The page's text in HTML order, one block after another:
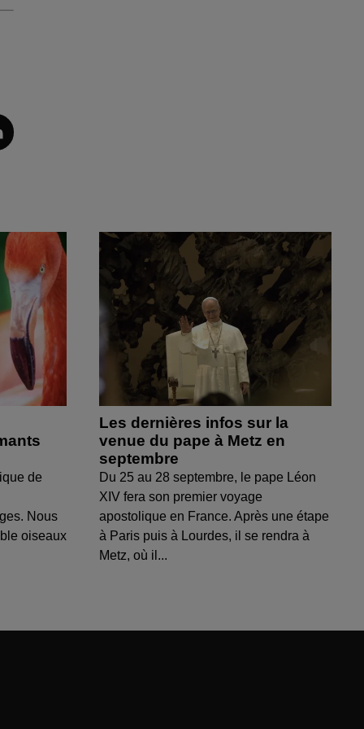
de
Nous
oiseaux
Les dernières infos sur la
venue du pape à Metz en
septembre
Du 25 au 28 septembre, le pape Léon
XIV fera son premier voyage
apostolique en France. Après une étape
à Paris puis à Lourdes, il se rendra à
Metz, où il...